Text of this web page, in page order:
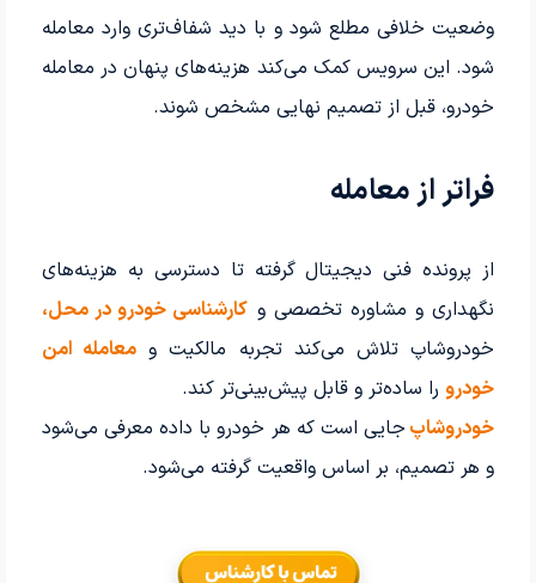
وضعیت خلافی مطلع شود و با دید شفاف‌تری وارد معامله
شود. این سرویس کمک می‌کند هزینه‌های پنهان در معامله
خودرو، قبل از تصمیم نهایی مشخص شوند.
فراتر از معامله
از پرونده فنی دیجیتال گرفته تا دسترسی به هزینه‌های
نگهداری و مشاوره تخصصی و کارشناسی خودرو در محل،
خودروشاپ تلاش می‌کند تجربه مالکیت و معامله امن
خودرو را ساده‌تر و قابل پیش‌بینی‌تر کند.
خودروشاپ جایی است که هر خودرو با داده معرفی می‌شود
و هر تصمیم، بر اساس واقعیت گرفته می‌شود.